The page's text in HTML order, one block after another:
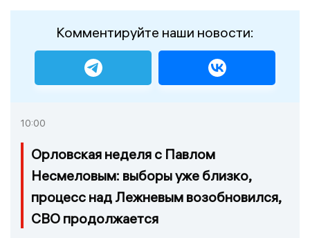
Комментируйте наши новости:
10:00
Орловская неделя с Павлом
Несмеловым: выборы уже близко,
процесс над Лежневым возобновился,
СВО продолжается